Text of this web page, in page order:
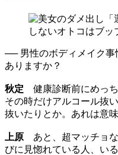
── 男性のボディメイク事
ありますか？
秋定 健康診断前にめっち
その時だけアルコール抜
抜いたりとか。あれは意
上原 あと、超マッチョ
びに見惚れている人、い